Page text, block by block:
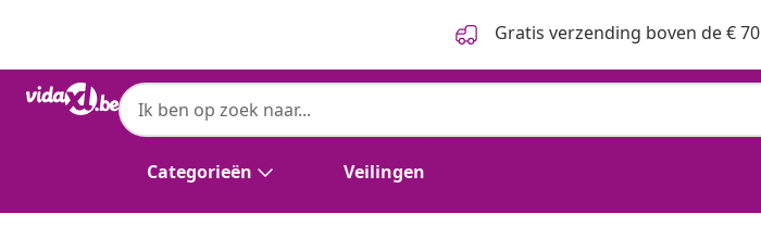
Gratis verzending boven de € 70
Categorieën Veilingen